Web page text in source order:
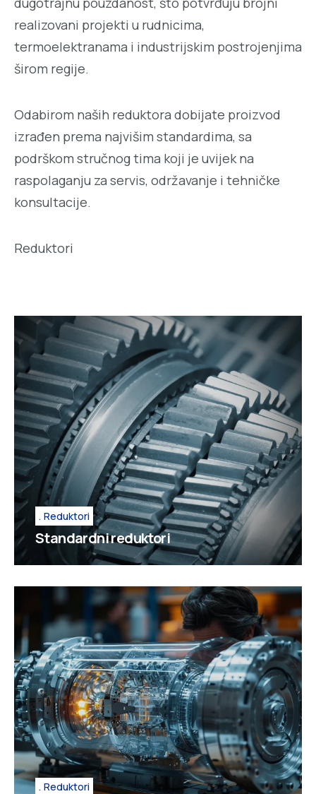
realizovani projekti u rudnicima,
termoelektranama i industrijskim postrojenjima
širom regije.
Odabirom naših reduktora dobijate proizvod
izrađen prema najvišim standardima, sa
podrškom stručnog tima koji je uvijek na
raspolaganju za servis, održavanje i tehničke
konsultacije.
Reduktori
Reduktori
Standardni reduktori
Reduktori